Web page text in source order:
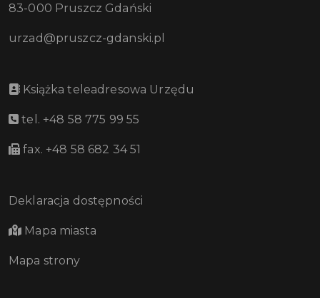
83-000 Pruszcz Gdański
urzad@pruszcz-gdanski.pl
Książka teleadresowa Urzędu
tel. +48 58 775 99 55
fax. +48 58 682 34 51
Deklaracja dostępności
Mapa miasta
Mapa strony